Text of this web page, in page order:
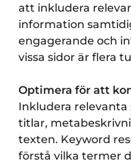
att inkludera
information
engagerande och
vissa sidor är flera
Optimera för att
Inkludera
titlar,
texten. Keyword
förstå vilka termer